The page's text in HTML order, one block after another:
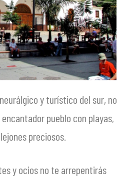
y turístico del sur, no
pueblo con playas,
preciosos.
y ocios no te arrepentirás